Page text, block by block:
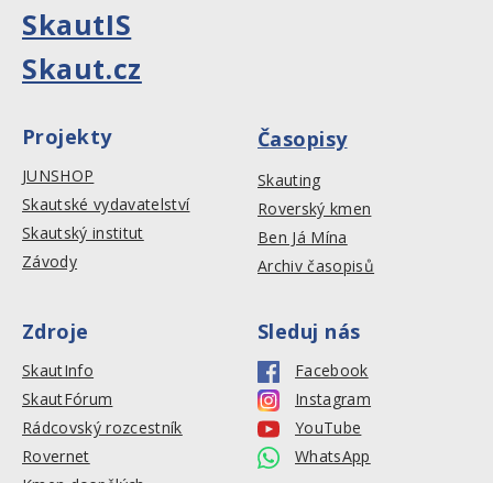
SkautIS
Skaut.cz
Projekty
JUNSHOP
Skautské vydavatelství
Skautský institut
Závody
Časopisy
Skauting
Roverský kmen
Ben Já Mína
Archiv časopisů
Zdroje
SkautInfo
SkautFórum
Rádcovský rozcestník
Rovernet
Sleduj nás
Facebook
Instagram
YouTube
WhatsApp